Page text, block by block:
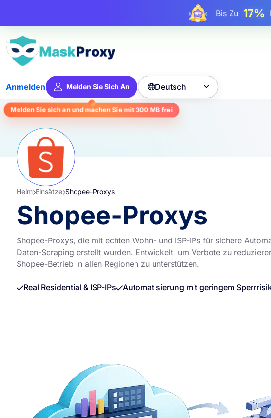
Bis Zu 17%
Bis Zu25%
Anmelden Melden Sie Sich An
Melden Sie sich an und machen Sie mit300 MBfrei
Deutsch 
Heim Einsätze Shopee-Proxys
Shopee-Proxys
Shopee-Proxys, die mit echten Wohn- und ISP-IPs für sichere
Daten-Scraping erstellt wurden. Entwickelt, um Verbote zu
Shopee-Betrieb in allen Regionen zu unterstützen.
Real Residential & ISP-IPs Automatisierung mit geringem